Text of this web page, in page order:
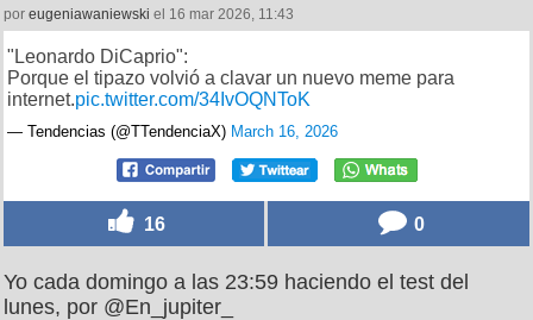
por eugeniawaniewski el 16 mar 2026, 11:43
"Leonardo DiCaprio":
Porque el tipazo volvió a clavar un nuevo meme para
internet.pic.twitter.com/34IvOQNToK
— Tendencias (@TTendenciaX) March 16, 2026
16 0
Yo cada domingo a las 23:59 haciendo el test del
lunes, por @En_jupiter_